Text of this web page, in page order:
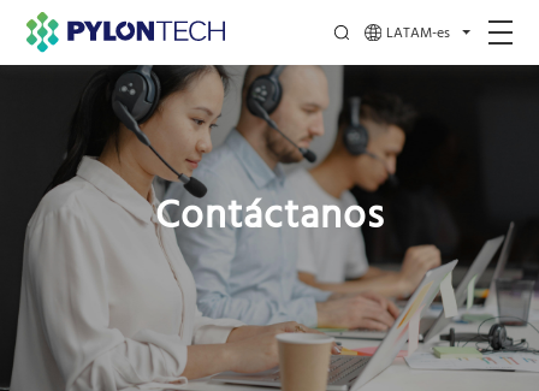
LATAM-es
Contáctanos